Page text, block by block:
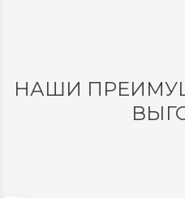
НАШИ